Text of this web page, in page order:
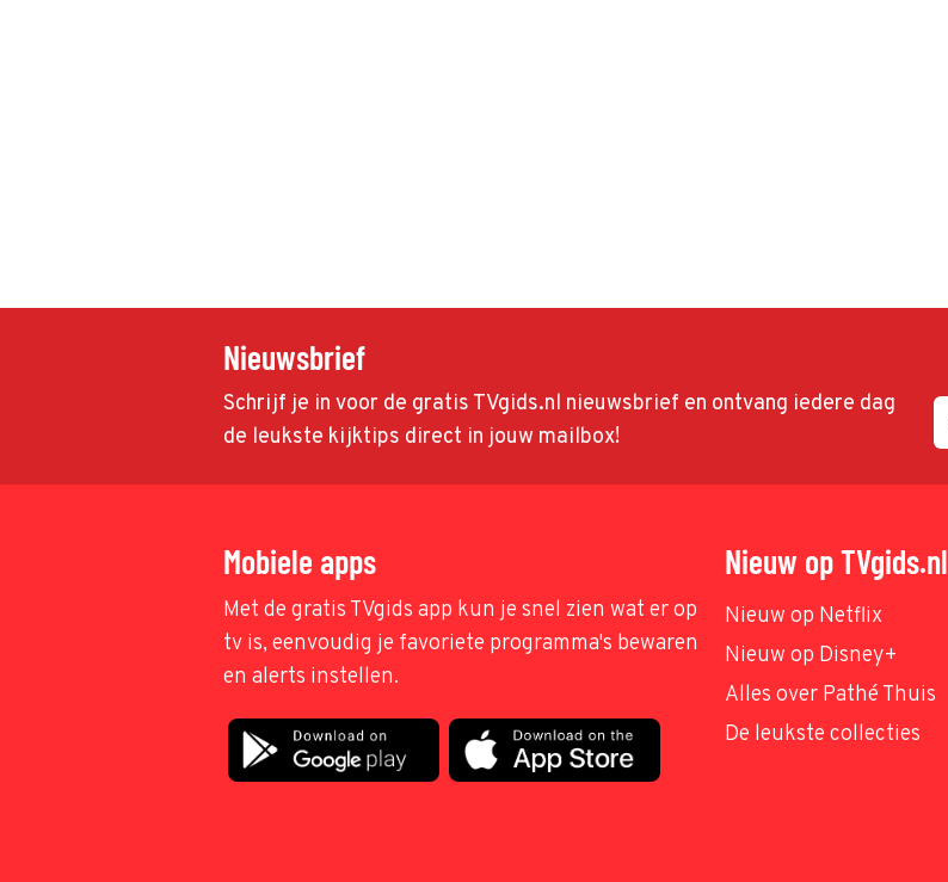
Nieuwsbrief
Schrijf je in voor de gratis TVgids.nl nieuwsbrief en ontvang iedere dag
de leukste kijktips direct in jouw mailbox!
Mobiele apps
Met de gratis TVgids app kun je snel zien wat er op
tv is, eenvoudig je favoriete programma's bewaren
en alerts instellen.
Nieuw op TVgids.nl
Nieuw op Netflix
Nieuw op Disney+
Alles over Pathé Thuis
De leukste collecties